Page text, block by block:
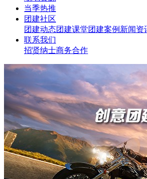
当季热推
团建社区
团建动态团建课堂团建案例 新闻资
联系我们
招贤纳士商务合作